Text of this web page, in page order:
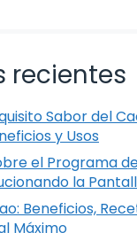
recientes
Sabor del
y Usos
el Programa
la
Beneficios,
Máximo